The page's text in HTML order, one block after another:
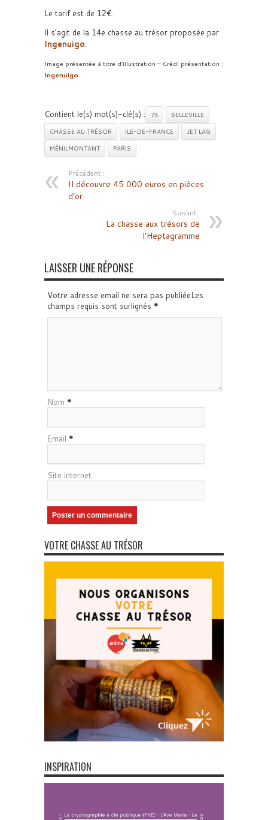
Le tarif est de 12€.
Il s’agit de la 14e chasse au trésor proposée par
Ingenuigo.
Image présentée à titre d’illustration – Crédi présentation :
Ingenuigo
Contient le(s) mot(s)-clé(s) : 75
BELLEVILLE
CHASSE AU TRÉSOR
ILE-DE-FRANCE
JET LAG
MÉNILMONTANT
PARIS
Précédent :
Il découvre 45 000 euros en pièces
d’or
Suivant :
La chasse aux trésors de
l’Heptagramme
LAISSER UNE RÉPONSE
Votre adresse email ne sera pas publiéeLes
champs requis sont surlignés *
Nom *
Email *
Site internet
VOTRE CHASSE AU TRÉSOR
INSPIRATION